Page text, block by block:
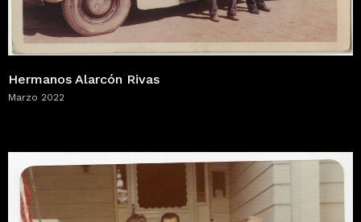
Hermanos Alarcón Rivas
Marzo 2022